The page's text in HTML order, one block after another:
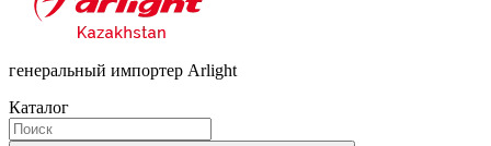
генеральный импортер Arlight
Каталог